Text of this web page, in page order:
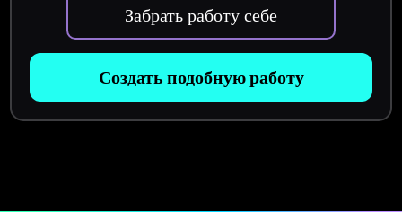
Забрать работу себе
Создать подобную работу